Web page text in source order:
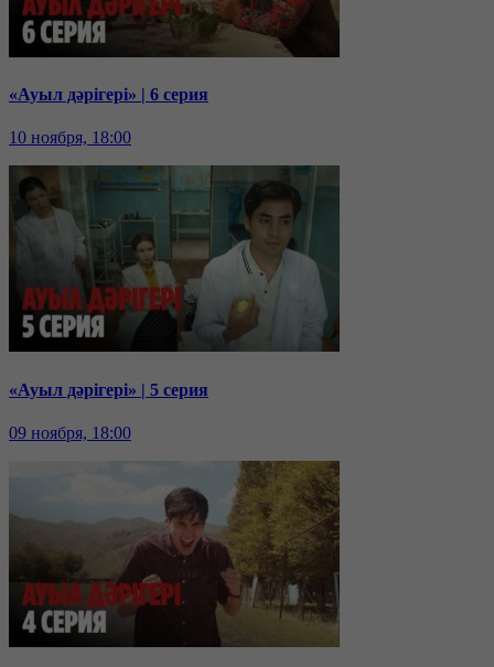
«Ауыл дәрігері» | 6 серия
10 ноября, 18:00
«Ауыл дәрігері» | 5 серия
09 ноября, 18:00